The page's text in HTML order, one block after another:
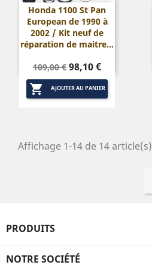
Honda 1100 St Pan
European de 1990 à
2002 / Kit neuf de
réparation de maitre...
Prix
de
base
109,00 € Prix
98,10 €
 AJOUTER AU PANIER
Affichage 1-14 de 14 article(s)
PRODUITS
NOTRE SOCIÉTÉ